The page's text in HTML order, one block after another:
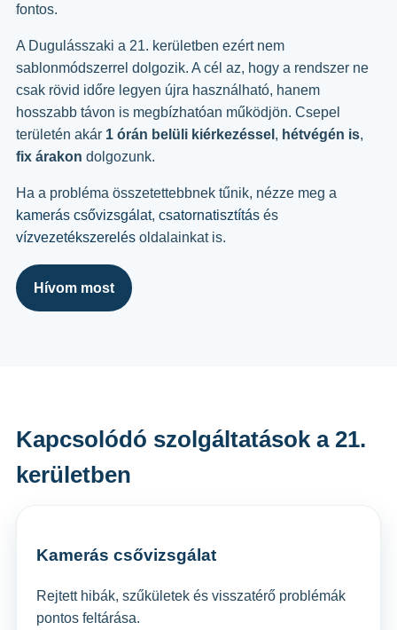
fontos.
A Dugulásszaki a 21. kerületben ezért nem
sablonmódszerrel dolgozik. A cél az, hogy a rendszer ne
csak rövid időre legyen újra használható, hanem
hosszabb távon is megbízhatóan működjön. Csepel
területén akár 1 órán belüli kiérkezéssel , hétvégén is,
fix árakon dolgozunk.
Ha a probléma összetettebbnek tűnik, nézze meg a
kamerás csővizsgálat, csatornatisztításés
vízvezetékszerelésoldalainkat is.
Hívom most
Kapcsolódó szolgáltatások a 21.
kerületben
Kamerás csővizsgálat
Rejtett hibák, szűkületek és visszatérő problémák
pontos feltárása.